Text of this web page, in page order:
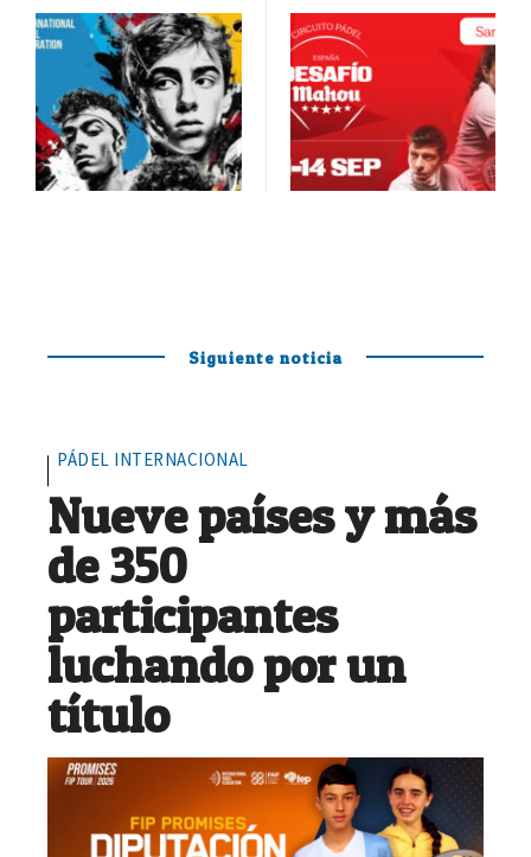
Siguiente noticia
PÁDEL INTERNACIONAL
Nueve países y más
de 350
participantes
luchando por un
título